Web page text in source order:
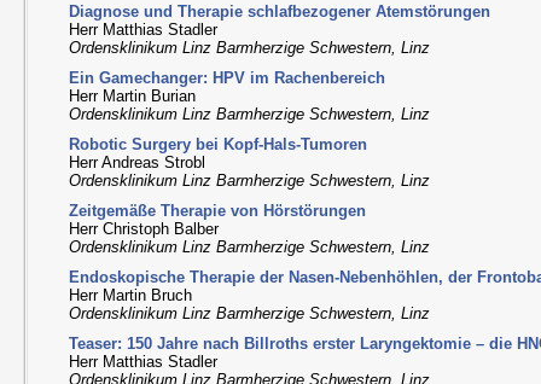
Diagnose und Therapie schlafbezogener Atemstörungen
Herr Matthias Stadler
Ordensklinikum Linz Barmherzige Schwestern, Linz
Ein Gamechanger: HPV im Rachenbereich
Herr Martin Burian
Ordensklinikum Linz Barmherzige Schwestern, Linz
Robotic Surgery bei Kopf-Hals-Tumoren
Herr Andreas Strobl
Ordensklinikum Linz Barmherzige Schwestern, Linz
Zeitgemäße Therapie von Hörstörungen
Herr Christoph Balber
Ordensklinikum Linz Barmherzige Schwestern, Linz
Endoskopische Therapie der Nasen-Nebenhöhlen, der
Herr Martin Bruch
Ordensklinikum Linz Barmherzige Schwestern, Linz
Teaser: 150 Jahre nach Billroths erster Laryngektomie – die
Herr Matthias Stadler
Ordensklinikum Linz Barmherzige Schwestern, Linz